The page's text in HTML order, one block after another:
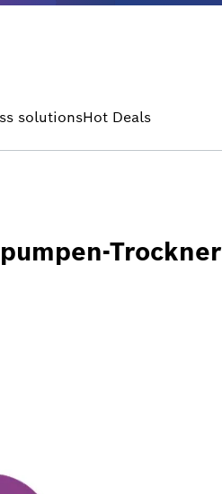
solutionsHot Deals
Trockner